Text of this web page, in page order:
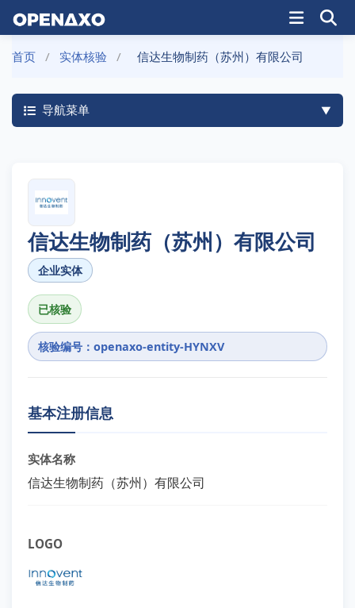
首页 / 实体核验 / 信达生物制药（苏州）有限公司
导航菜单
信达生物制药（苏州）有限公司
企业实体
已核验
核验编号：openaxo-entity-HYNXV
基本注册信息
实体名称
信达生物制药（苏州）有限公司
LOGO